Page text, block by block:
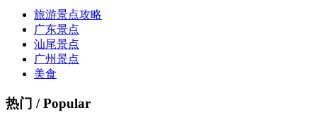
旅游景点攻略
广东景点
汕尾景点
广州景点
美食
热门 / Popular